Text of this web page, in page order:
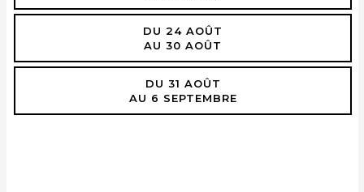
DU 24 AOÛT
AU 30 AOÛT
DU 31 AOÛT
AU 6 SEPTEMBRE